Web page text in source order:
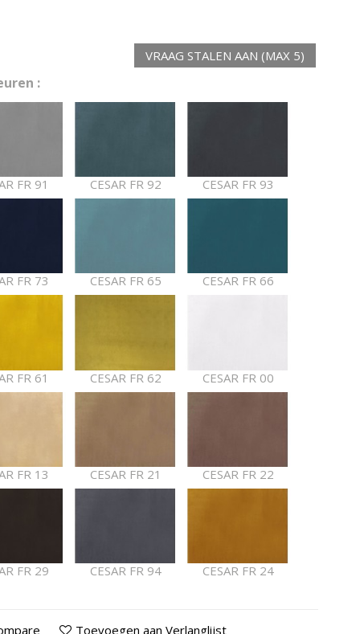
VRAAG STALEN AAN (MAX 5)
:
FR 91 CESAR FR 92 CESAR FR 93
FR 73 CESAR FR 65 CESAR FR 66
FR 61 CESAR FR 62 CESAR FR 00
FR 13 CESAR FR 21 CESAR FR 22
FR 29 CESAR FR 94 CESAR FR 24
Toevoegen aan Verlanglijst